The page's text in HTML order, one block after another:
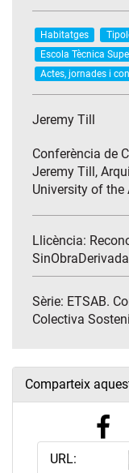
Habitatges
Escola Tècnica
Actes, jornades i
Jeremy Till
Conferència de
Jeremy Till,
University of the
Llicència:
Sèrie: ETSAB.
Colectiva
Comparteix
URL: